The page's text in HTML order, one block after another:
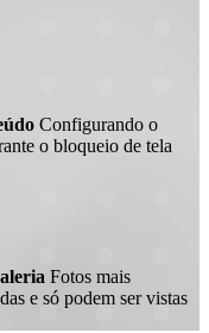
Configurando o
o bloqueio de tela
Fotos mais
e só podem ser vistas